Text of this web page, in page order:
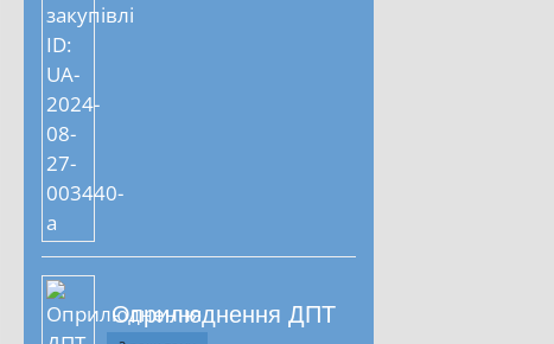
Оприлюднення ДПТ